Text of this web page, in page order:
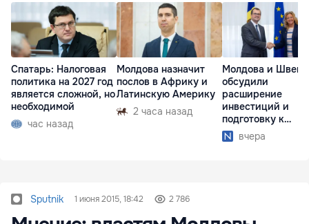
Спатарь: Налоговая
политика на 2027 год
является сложной, но
необходимой
час назад
Молдова назначит
послов в Африку и
Латинскую Америку
2 часа назад
Молдова и
обсудили
расширение
инвестиций и
подготовку к
отопительному
сезону
вчера
Sputnik 1 июня 2015, 18:42 2 786